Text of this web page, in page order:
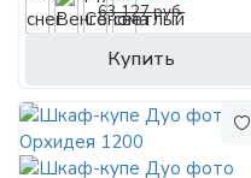
Купить
63 127 руб.